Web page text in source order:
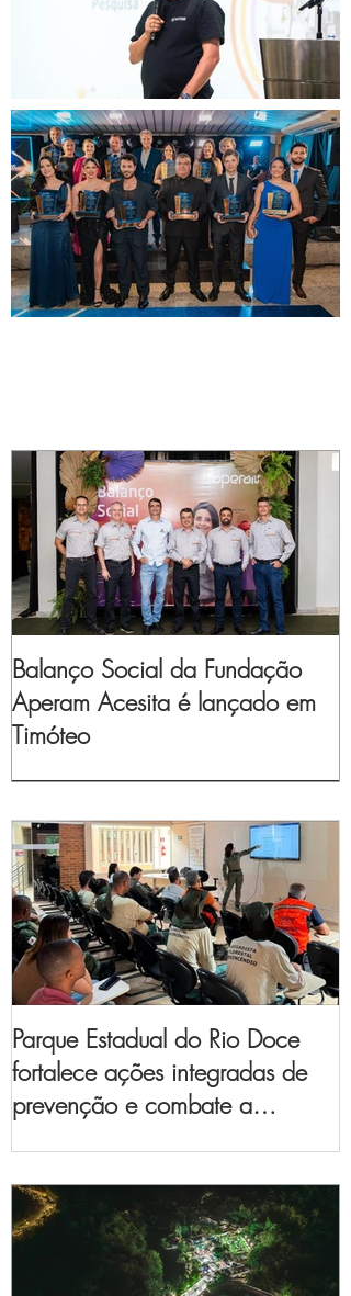
Balanço Social da Fundação
Aperam Acesita é lançado em
Timóteo
Parque Estadual do Rio Doce
fortalece ações integradas de
prevenção e combate a